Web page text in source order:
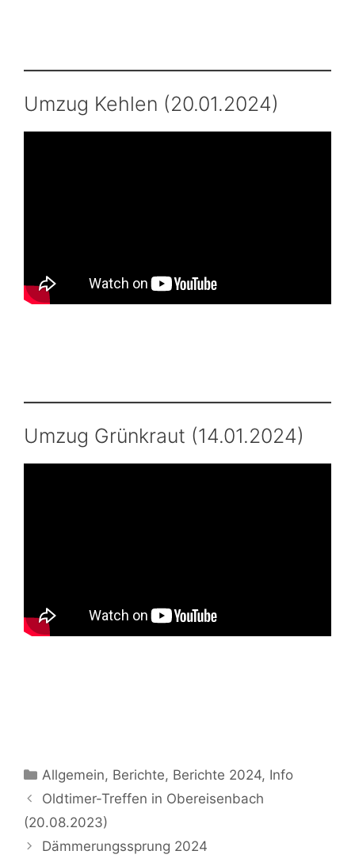
Umzug Kehlen (20.01.2024)
Umzug Grünkraut (14.01.2024)
Kategorien
Allgemein, Berichte, Berichte 2024, Info
Oldtimer-Treffen in Obereisenbach
(20.08.2023)
Dämmerungssprung 2024